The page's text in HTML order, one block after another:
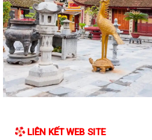
UBND phường tổ chức hội nghị triển
năm 2026 và công tác phòng, chống...
Hoàng Gián long trọng tổ chức Lễ
phố
Công khai các Quyết định của Ủy
hành chính thuộc phạmvi quản lý...
Trần Nhân Tông lần thứ Nhất, năm 2026
LIÊN KẾT WEB SITE